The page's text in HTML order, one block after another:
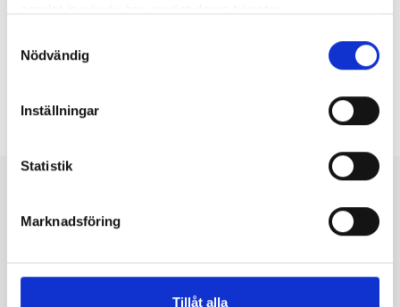
Nödvändig
Inställningar
Statistik
Marknadsföring
Tillåt alla
SYDSVENSKAN
kundservice@sydsvenskan.se
Bonnier behandlar personuppgifter